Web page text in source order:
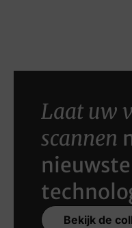
Laat uw
scannen
nieuwste
Bekijk de